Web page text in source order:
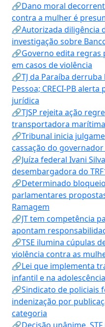
🔗Dano moral
contra a mulher é
🔗Autorizada diligência
investigação sobre
🔗Governo edita regras
em casos de violência
🔗TJ da Paraíba
Pessoa; CRECI-PB
jurídica
🔗TJSP rejeita ação
transportadora marítima
🔗Tribunal inicia
cassação do governador
🔗Juíza federal Ivani
desembargadora do
🔗Determinado
parlamentares
Ramagem
🔗JT tem competência
apontam
🔗TSE ilumina cúpulas
violência contra as
🔗Lei que implementa
infantil e na
🔗Sindicato de policiais
indenização por
categoria